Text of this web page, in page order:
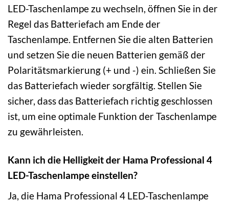
LED-Taschenlampe zu wechseln, öffnen Sie in der
Regel das Batteriefach am Ende der
Taschenlampe. Entfernen Sie die alten Batterien
und setzen Sie die neuen Batterien gemäß der
Polaritätsmarkierung (+ und -) ein. Schließen Sie
das Batteriefach wieder sorgfältig. Stellen Sie
sicher, dass das Batteriefach richtig geschlossen
ist, um eine optimale Funktion der Taschenlampe
zu gewährleisten.
Kann ich die Helligkeit der Hama Professional 4
LED-Taschenlampe einstellen?
Ja, die Hama Professional 4 LED-Taschenlampe